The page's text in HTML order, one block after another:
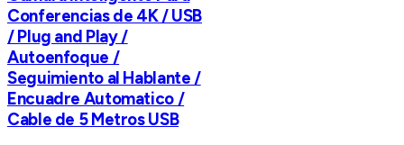
Conferencias de 4K / USB
/ Plug and Play /
Autoenfoque /
Seguimiento al Hablante /
Encuadre Automatico /
Cable de 5 Metros USB